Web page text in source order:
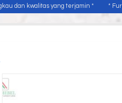
dan kwalitas yang terjamin * *